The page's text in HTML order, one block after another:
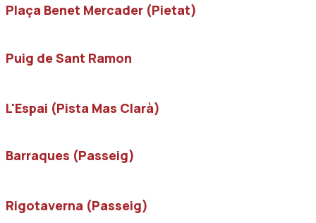
Plaça Benet Mercader (Pietat)
Puig de Sant Ramon
L'Espai (Pista Mas Clarà)
Barraques (Passeig)
Rigotaverna (Passeig)